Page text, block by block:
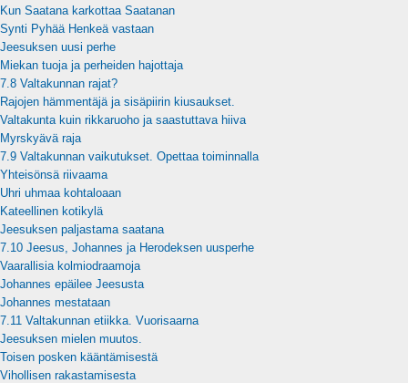
Kun Saatana karkottaa Saatanan
Synti Pyhää Henkeä vastaan
Jeesuksen uusi perhe
Miekan tuoja ja perheiden hajottaja
7.8 Valtakunnan rajat?
Rajojen hämmentäjä ja sisäpiirin kiusaukset.
Valtakunta kuin rikkaruoho ja saastuttava hiiva
Myrskyävä raja
7.9 Valtakunnan vaikutukset. Opettaa toiminnalla
Yhteisönsä riivaama
Uhri uhmaa kohtaloaan
Kateellinen kotikylä
Jeesuksen paljastama saatana
7.10 Jeesus, Johannes ja Herodeksen uusperhe
Vaarallisia kolmiodraamoja
Johannes epäilee Jeesusta
Johannes mestataan
7.11 Valtakunnan etiikka. Vuorisaarna
Jeesuksen mielen muutos.
Toisen posken kääntämisestä
Vihollisen rakastamisesta